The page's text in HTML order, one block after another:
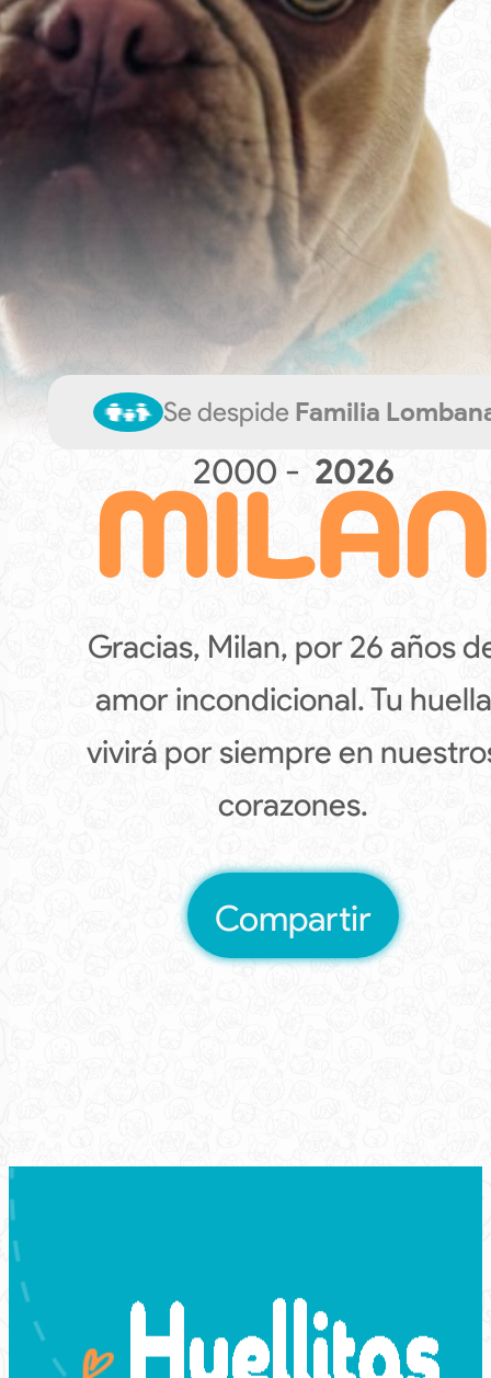
2000 - 2026
MILAN
Gracias, Milan, por 26 años
amor incondicional. Tu huella
vivirá por siempre en
corazones.
Compartir
Se despide Familia